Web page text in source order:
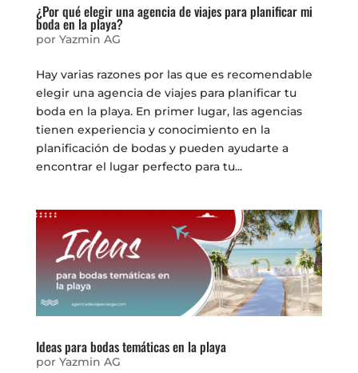
¿Por qué elegir una agencia de viajes para planificar mi
boda en la playa?
por Yazmin AG
Hay varias razones por las que es recomendable
elegir una agencia de viajes para planificar tu
boda en la playa. En primer lugar, las agencias
tienen experiencia y conocimiento en la
planificación de bodas y pueden ayudarte a
encontrar el lugar perfecto para tu...
Ideas para bodas temáticas en la playa
por Yazmin AG